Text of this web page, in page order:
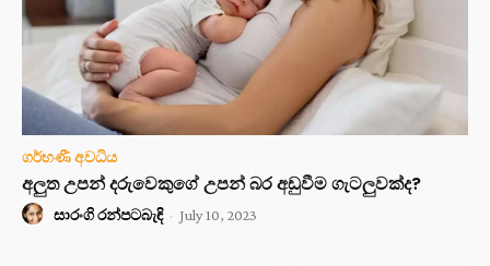
ගර්භණී අවධිය
අලුත උපන් දරුවෙකුගේ උපන් බර අඩුවීම ගැටලුවක්ද?
සාරංගි රන්පටබැඳි - July 10, 2023